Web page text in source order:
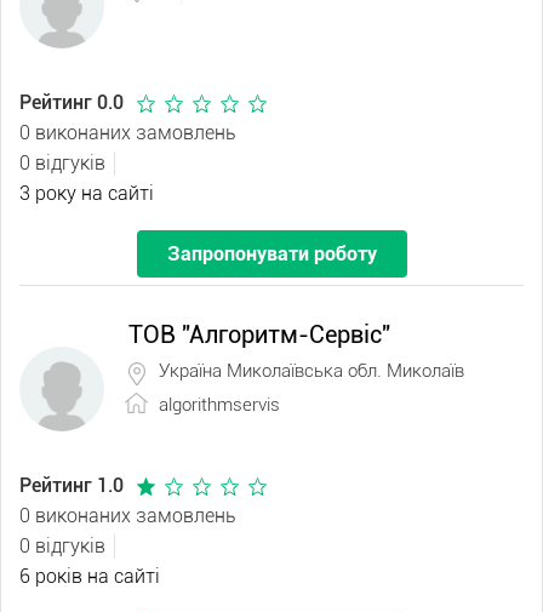
Рейтинг 0.0
0 виконаних замовлень
0 відгуків
3 року на сайті
Запропонувати роботу
ТОВ "Алгоритм-Сервіс"
Україна Миколаївська обл. Миколаїв
algorithmservis
Рейтинг 1.0
0 виконаних замовлень
0 відгуків
6 років на сайті